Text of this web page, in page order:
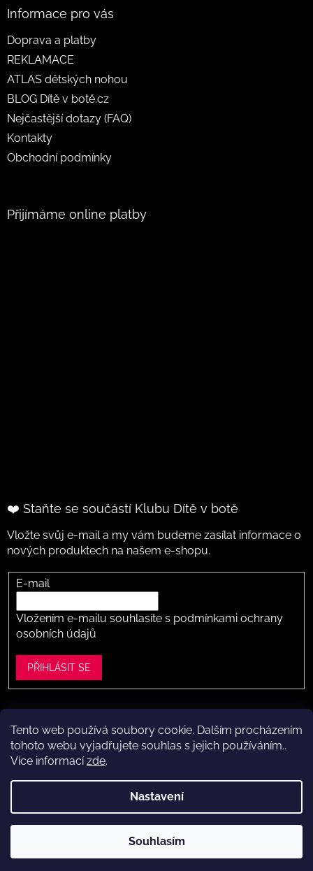
Tento web používá soubory cookie. Dalším procházením
tohoto webu vyjadřujete souhlas s jejich používáním..
Více informacízde.
Nastavení
Souhlasím
Informace pro vás
Doprava a platby
REKLAMACE
ATLAS dětských nohou
BLOG Dítě v botě.cz
Nejčastější dotazy (FAQ)
Kontakty
Obchodní podmínky
Přijímáme online platby
❤️ Staňte se součástí Klubu Dítě v botě
Vložte svůj e-mail a my vám budeme zasílat informace o
nových produktech na našem e-shopu.
E-mail
Vložením e-mailu souhlasíte s podmínkami ochrany
osobních údajů
PŘIHLÁSIT SE
Vytvořil Shoptet
ve Vestci (kousek za Prahou) – nožky změříme a poradíme s